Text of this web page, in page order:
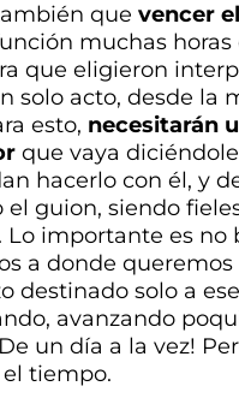
que vencer
muchas horas
que eligieron
solo acto, desde la
esto, necesitarán
que vaya
hacerlo con él, y
el guion, siendo
Lo importante es no
a donde
destinado solo a
avanzando
un día a la vez!
tiempo.